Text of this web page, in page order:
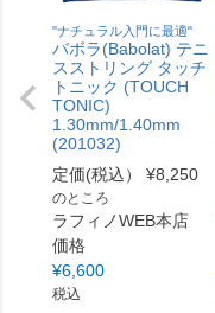
"ナチュラル入門に最適"
バボラ(Babolat) テニ
スストリング タッチ
トニック (TOUCH
TONIC)
1.30mm/1.40mm
(201032)
定価(税込）
¥8,250
のところ
ラフィノWEB本店
価格
¥6,600
税込